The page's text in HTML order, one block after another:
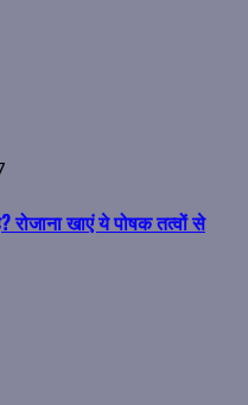
रोजाना खाएं ये पोषक तत्वों से